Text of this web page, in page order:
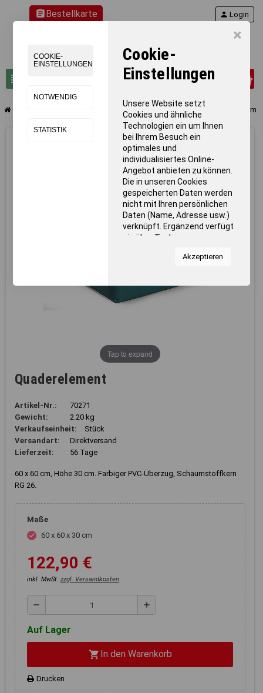
×
COOKIE-
EINSTELLUNGEN
NOTWENDIG
STATISTIK
Cookie-
Einstellungen
Unsere Website setzt
Cookies und ähnliche
Technologien ein um Ihnen
bei Ihrem Besuch ein
optimales und
individualisiertes Online-
Angebot anbieten zu können.
Die in unseren Cookies
gespeicherten Daten werden
nicht mit Ihren persönlichen
Daten (Name, Adresse usw.)
verknüpft. Ergänzend verfügt
sie über Tools von
Statistiken zur Nutzung
zum Anzeigen relevanter
Inhalte. Durch Klicken auf
den vorgenannten Zwecken
zu. Durch Klicken auf
erhalten Sie in unserer
Sie können durch die
Akzeptieren
assignmentBestellkarte
view_headline search
person Login
Bauelemente + Großbausteine
Tap to expand
Quaderelement
Artikel-Nr.:
70271
Gewicht:
2.20 kg
Verkaufseinheit:
Stück
Versandart:
Direktversand
Lieferzeit:
56 Tage
60 x 60 cm, Höhe 30 cm. Farbiger PVC-Überzug, Schaumstoffkern
RG 26.
Maße
check 60 x 60 x 30 cm
122,90 €
inkl. MwSt. zzgl. Versandkosten
remove add
Auf Lager
shopping_cart In den Warenkorb
Drucken